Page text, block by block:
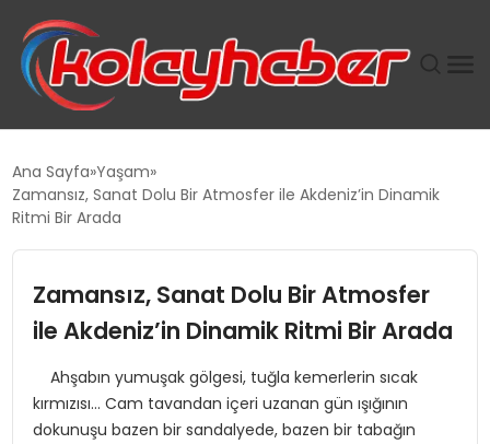
SUWEN’IN İSTIHDAM MODELI EKONOMIDE KADIN
TANYER YAPI ZEMIN MÜHENDISLIĞINDE HEDEF
BÜYÜTTÜ
TOROSLAR’DA PAZAR GERGİNLİĞİ!
Ana Sayfa Yaşam
Zamansız, Sanat Dolu Bir Atmosfer ile Akdeniz’in Dinamik
Ritmi Bir Arada
Zamansız, Sanat Dolu Bir Atmosfer
ile Akdeniz’in Dinamik Ritmi Bir Arada
Ahşabın yumuşak gölgesi, tuğla kemerlerin sıcak
kırmızısı… Cam tavandan içeri uzanan gün ışığının
dokunuşu bazen bir sandalyede, bazen bir tabağın